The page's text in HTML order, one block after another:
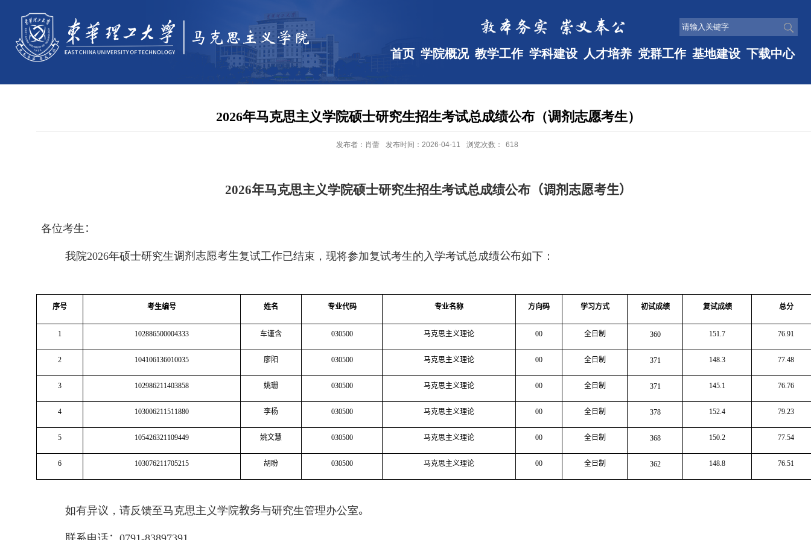
首页 学院概况 教学工作 学科建设 人才培养 党群工作 基地建设 下载中心
2026年马克思主义学院硕士研究生招生考试总成绩公布（调剂志愿考生）
发布者：肖蕾 发布时间：2026-04-11 浏览次数： 618
2026年马克思主义学院硕士研究生招生考试总成绩公布 （调剂志愿考生）
各位考生 ：
我院2026年硕士研究生调剂志愿考生复试工作已结束，现将参加复试考生的入学考试总成绩公布如下：
序号 考生编号 姓名 专业代码 专业名称 方向码 学习方式 初试成绩 复试成绩 总分
1 102886500004333 车谨含 030500 马克思主义理论 00 全日制 360 151.7 76.91
2 104106136010035 廖阳 030500 马克思主义理论 00 全日制 371 148.3 77.48
3 102986211403858 姚珊 030500 马克思主义理论 00 全日制 371 145.1 76.76
4 103006211511880 李杨 030500 马克思主义理论 00 全日制 378 152.4 79.23
5 105426321109449 姚文慧 030500 马克思主义理论 00 全日制 368 150.2 77.54
6 103076211705215 胡盼 030500 马克思主义理论 00 全日制 362 148.8 76.51
如有异议，请反馈至马克思主义学院教务与研究生管理办公室。